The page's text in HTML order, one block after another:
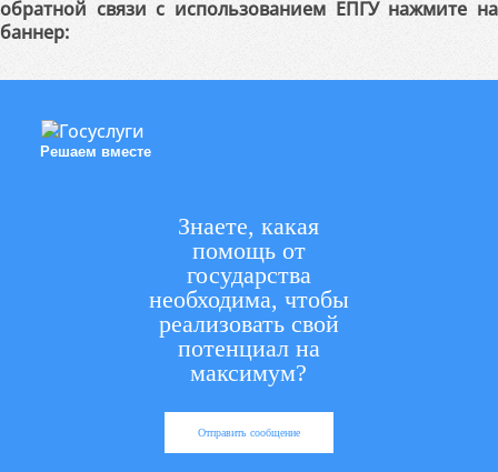
обратной связи с использованием ЕПГУ нажмите на
баннер:
Решаем вместе
Знаете, какая
помощь от
государства
необходима, чтобы
реализовать свой
потенциал на
максимум?
Отправить сообщение